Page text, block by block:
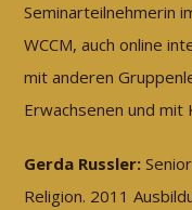
Seminarteilnehmerin
WCCM, auch online
mit anderen
Erwachsenen und mit
Gerda Russler:
Religion. 2011